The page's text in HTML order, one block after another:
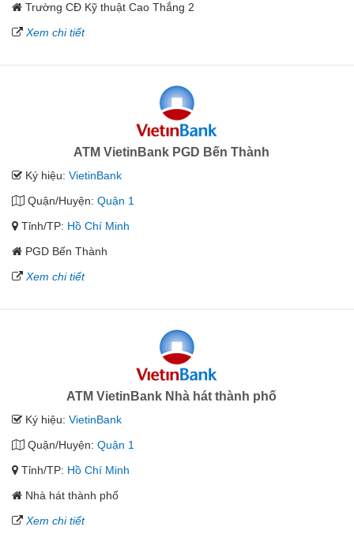
Trường CĐ Kỹ thuật Cao Thắng 2
Xem chi tiết
ATM VietinBank PGD Bến Thành
Ký hiệu: VietinBank
Quận/Huyện: Quận 1
Tỉnh/TP: Hồ Chí Minh
PGD Bến Thành
Xem chi tiết
ATM VietinBank Nhà hát thành phố
Ký hiệu: VietinBank
Quận/Huyện: Quận 1
Tỉnh/TP: Hồ Chí Minh
Nhà hát thành phố
Xem chi tiết